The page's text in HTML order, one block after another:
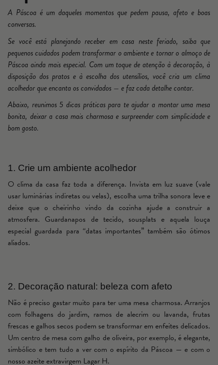
A Páscoa é um daqueles momentos que pedem pausa, afeto e boas
conversas.
Se você está planejando receber em casa neste feriado, saiba que
pequenos cuidados podem transformar o ambiente e tornar o almoço de
Páscoa ainda mais especial. Com um toque de atenção à decoração, à
disposição dos pratos e à escolha dos utensílios, você cria um clima
acolhedor que encanta os convidados — e faz cada detalhe contar.
Abaixo, reunimos 5 dicas práticas para te ajudar a montar uma mesa
bonita, deixar a casa mais charmosa e surpreender com simplicidade e
bom gosto.
1. Crie um ambiente acolhedor
O clima da casa faz toda a diferença. Invista em luz suave (vale
usar luminárias indiretas ou velas), escolha uma trilha sonora leve e
deixe que o cheirinho vindo da cozinha ajude a construir a
atmosfera. Guardanapos de tecido, sousplats e aquela louça
especial guardada para “datas importantes” também são ótimos
aliados.
2. Decoração natural: beleza com afeto
Não é preciso gastar muito para ter uma mesa charmosa. Arranjos
com folhagens do jardim, ramos de alecrim ou lavanda, frutas
frescas e galhos secos podem se transformar em enfeites delicados.
Um centro de mesa com galho de oliveira, por exemplo, é elegante,
simbólico e tem tudo a ver com o espírito da Páscoa — e com o
nosso azeite extravirgem Lagar H.